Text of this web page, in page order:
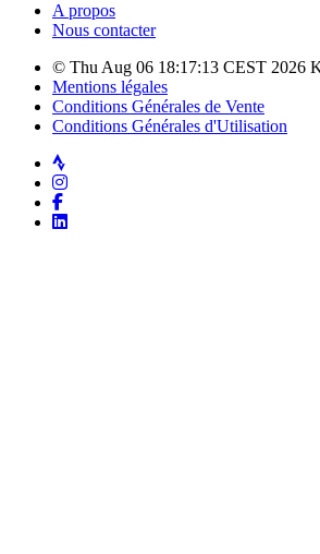
A propos
Nous contacter
© Thu Aug 06 18:17:13 CEST 2026
Mentions légales
Conditions Générales de Vente
Conditions Générales d'Utilisation
Strava
Instagram
Facebook
LinkedIn